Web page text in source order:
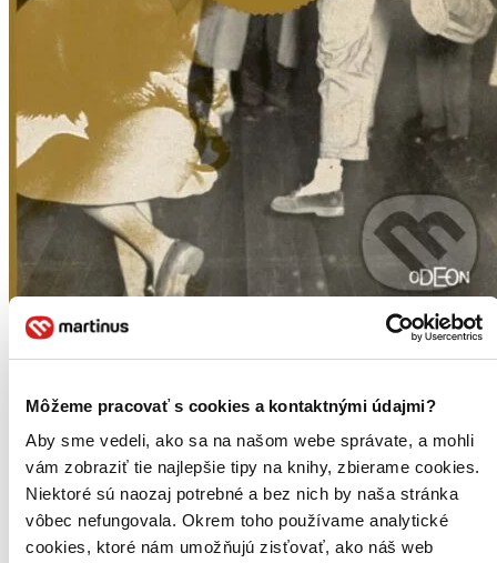
Môžeme pracovať s cookies a kontaktnými údajmi?
Aby sme vedeli, ako sa na našom webe správate, a mohli
vám zobraziť tie najlepšie tipy na knihy, zbierame cookies.
Niektoré sú naozaj potrebné a bez nich by naša stránka
vôbec nefungovala. Okrem toho používame analytické
cookies, ktoré nám umožňujú zisťovať, ako náš web